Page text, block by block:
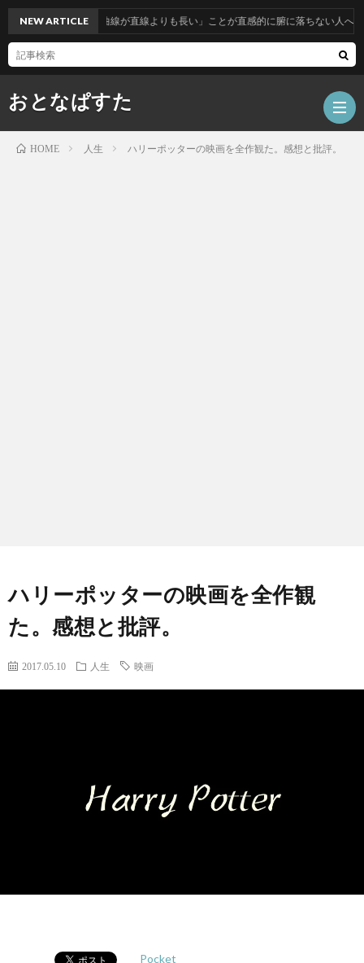
おとなぱすた
NEW ARTICLE「曲線が直線よりも長い」ことが直感的に腑に落ちない人へ
HOME 人生 ハリーポッターの映画を全作観た。感想と批評。
ハリーポッターの映画を全作観
た。感想と批評。
2017.05.10 人生 映画
Pocket